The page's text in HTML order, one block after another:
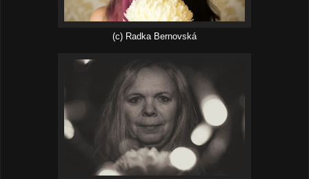
(c) Radka Bernovská